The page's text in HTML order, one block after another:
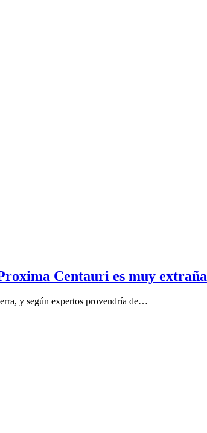
Centauri es muy extraña
y según expertos provendría de…